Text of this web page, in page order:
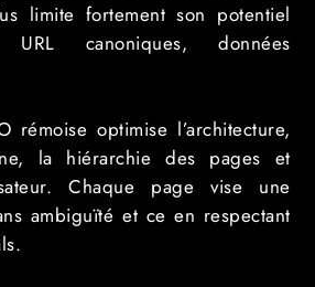
limite fortement son potentiel
canoniques, données
rémoise optimise l’architecture,
la hiérarchie des pages et
Chaque page vise une
ambiguïté et ce en respectant